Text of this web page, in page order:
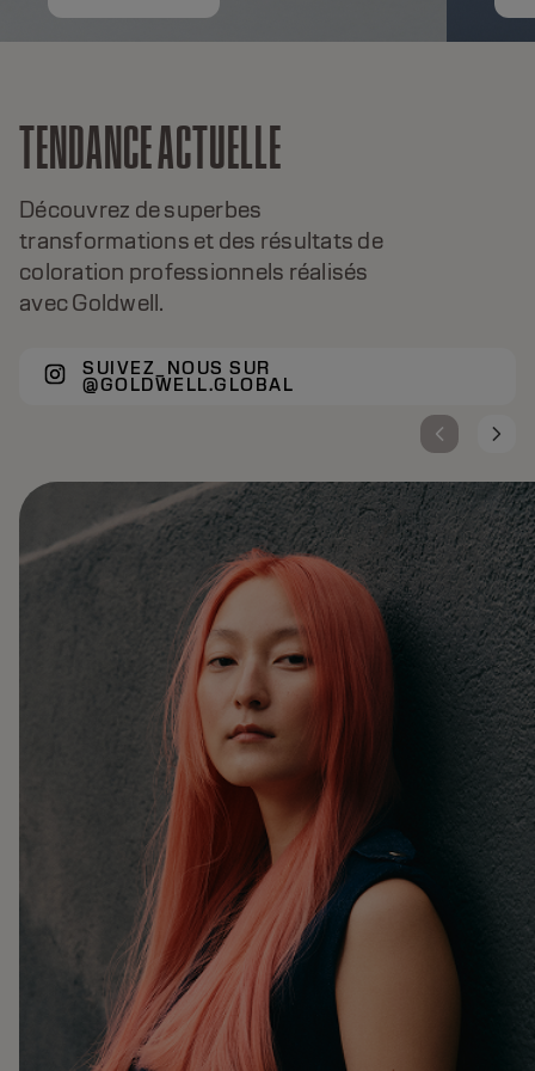
TENDANCE ACTUELLE
Découvrez de superbes
transformations et des résultats de
coloration professionnels réalisés
avec Goldwell.
SUIVEZ_NOUS SUR
@GOLDWELL.GLOBAL